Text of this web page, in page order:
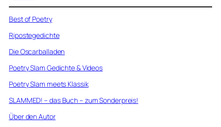
Best of Poetry
Ripostegedichte
Die Oscarballaden
Poetry Slam Gedichte & Videos
Poetry Slam meets Klassik
SLAMMED! – das Buch – zum Sonderpreis!
Über den Autor